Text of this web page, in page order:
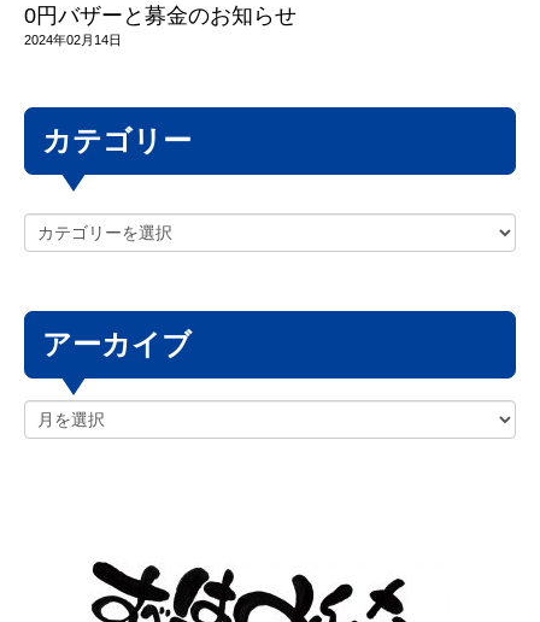
0円バザーと募金のお知らせ
2024年02月14日
カテゴリー
アーカイブ